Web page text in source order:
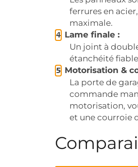
ferrures en
maximale.
Lame finale :
Un joint à
étanchéité
Motorisation &
La porte de
commande
motorisation,
et une courroie